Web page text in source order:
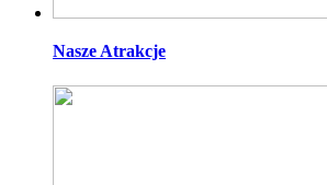
Nasze Atrakcje